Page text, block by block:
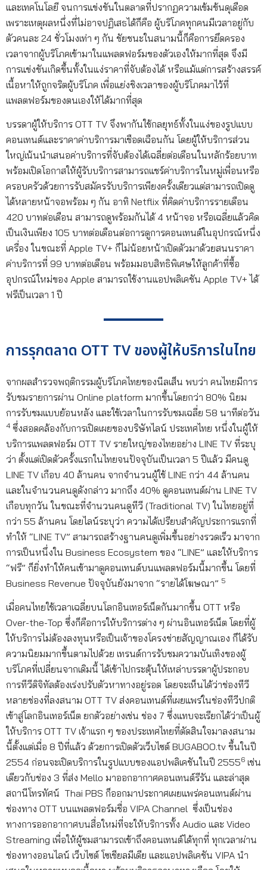
และเทคโนโลยี จนการแข่งขันในตลาดที่ปรากฏความเข้มข้นดุเดือด
เพราะเหตุผลหนึ่งที่ไม่อาจปฏิเสธได้ก็คือ ผู้บริโภคทุกคนมีเวลาอยู่กับ
ตัวคนละ 24 ชั่วโมงเท่า ๆ กัน ชัยชนะในสนามนี้ก็คือการยึดครอง
เวลาจากผู้บริโภคเข้ามาในแพลตฟอร์มของตัวเองให้มากที่สุด จึงมี
การแข่งขันเกิดขึ้นทั้งในแง่ราคาที่จับต้องได้ หรือแม้แต่การสร้างสรรค์
เนื้อหาให้ถูกจริตผู้บริโภค เพื่อแย่งชิงเวลาของผู้บริโภคมาไว้ที่
แพลตฟอร์มของตนเองให้ได้มากที่สุด
บรรดาผู้ให้บริการ OTT TV จึงพากันใช้กลยุทธ์ทั้งในแง่ของรูปแบบ
คอนเทนต์และราคาค่าบริการมาเชือดเฉือนกัน โดยผู้ให้บริการส่วน
ใหญ่เน้นนำเสนอค่าบริการที่จับต้องได้เฉลี่ยต่อเดือนในหลักร้อยบาท
พร้อมเปิดโอกาสให้ผู้รับบริการสามารถแชร์ค่าบริการในหมู่เพื่อนหรือ
ครอบครัวด้วยการรับสมัครรับบริการเพียงครั้งเดียวแต่สามารถเปิดดู
ได้หลายหน้าจอพร้อม ๆ กัน อาทิ Netflix ที่คิดค่าบริการรายเดือน
420 บาทต่อเดือน สามารถดูพร้อมกันได้ 4 หน้าจอ หรือเฉลี่ยแล้วคิด
เป็นเงินเพียง 105 บาทต่อเดือนต่อการดูการคอนเทนต์ในอุปกรณ์หนึ่ง
เครื่อง ในขณะที่ Apple TV+ ก็ไม่น้อยหน้าเปิดตัวมาด้วยสนนราคา
ค่าบริการที่ 99 บาทต่อเดือน พร้อมมอบสิทธิพิเศษให้ลูกค้าที่ซื้อ
อุปกรณ์ใหม่ของ Apple สามารถใช้งานแอปพลิเคชัน Apple TV+ ได้
ฟรีเป็นเวลา 1 ปี
การรุกตลาด OTT TV ของผู้ให้บริการในไทย
จากผลสำรวจพฤติกรรมผู้บริโภคไทยของนีลเส็น พบว่า คนไทยมีการ
รับชมรายการผ่าน Online platform มากขึ้นโดยกว่า 80% นิยม
การรับชมแบบย้อนหลัง และใช้เวลาในการรับชมเฉลี่ย 58 นาทีต่อวัน
4 ซึ่งสอดคล้องกับการเปิดเผยของบริษัทไลน์ ประเทศไทย หนึ่งในผู้ให้
บริการแพลตฟอร์ม OTT TV รายใหญ่ของไทยอย่าง LINE TV ที่ระบุ
ว่า ตั้งแต่เปิดตัวครั้งแรกในไทยจนปัจจุบันเป็นเวลา 5 ปีแล้ว มีคนดู​
LINE TV เกือบ 40 ล้านคน จากจำนวนผู้ใช้ LINE กว่า 44 ล้านคน
และในจำนวนคนดูดังกล่าว มากถึง 40% ดูคอนเทนต์ผ่าน LINE TV
เกือบทุกวัน ในขณะที่จำนวนคนดูทีวี (Traditional TV) ในไทยอยู่ที่
กว่า 55 ล้านคน โดยไลน์ระบุว่า ความได้เปรียบสำคัญประการแรกที่
ทำให้ “LINE TV” สามารถสร้างฐานคนดูเพิ่มขึ้นอย่างรวดเร็ว มาจาก
การเป็นหนึ่งใน Business Ecosystem ของ “LINE” และให้บริการ
“ฟรี” ก็ยิ่งทำให้คนเข้ามาดูคอนเทนต์บนแพลตฟอร์มนี้มากขึ้น โดยที่
Business Revenue ปัจจุบันยังมาจาก “รายได้โฆษณา” 5
เมื่อคนไทยใช้เวลาเฉลี่ยบนโลกอินเทอร์เน็ตกันมากขึ้น OTT หรือ
Over-the-Top ซึ่งก็คือการให้บริการต่าง ๆ ผ่านอินเทอร์เน็ต โดยที่ผู้
ให้บริการไม่ต้องลงทุนหรือเป็นเจ้าของโครงข่ายสัญญาณเอง ก็ได้รับ
ความนิยมมากขึ้นตามไปด้วย เทรนด์การรับชมความบันเทิงของผู้
บริโภคที่เปลี่ยนจากเดิมนี้ ได้เข้าไปกระตุ้นให้เหล่าบรรดาผู้ประกอบ
การทีวีดิจิทัลต้องเร่งปรับตัวหาทางอยู่รอด โดยจะเห็นได้ว่าช่องทีวี
หลายช่องที่ลงสนาม OTT TV ส่งคอนเทนต์ที่เผยแพร่ในช่องทีวีปกติ
เข้าสู่โลกอินเทอร์เน็ต ยกตัวอย่างเช่น ช่อง 7 ซึ่งแทบจะเรียกได้ว่าเป็นผู้
ให้บริการ OTT TV เจ้าแรก ๆ ของประเทศไทยที่ตัดสินใจมาลงสนาม
นี้ตั้งแต่เมื่อ 8 ปีที่แล้ว ด้วยการเปิดตัวเว็บไซต์ BUGABOO.tv ขึ้นในปี
2554 ก่อนจะเปิดบริการในรูปแบบของแอปพลิเคชันในปี 25556 เช่น
เดียวกับช่อง 3 ที่ส่ง Mello มาออกอากาศคอนเทนต์รีรัน และล่าสุด
สถานีโทรทัศน์ Thai PBS ก็ออกมาประกาศเผยแพร่คอนเทนต์ผ่าน
ช่องทาง OTT บนแพลตฟอร์มชื่อ VIPA Channel ซึ่งเป็นช่อง
ทางการออกอากาศบนสื่อใหม่ที่จะให้บริการทั้ง Audio และ Video
Streaming เพื่อให้ผู้ชมสามารถเข้าถึงคอนเทนต์ได้ทุกที่ ทุกเวลาผ่าน
ช่องทางออนไลน์ เว็บไซต์ โซเชียลมีเดีย และแอปพลิเคชัน VIPA นำ